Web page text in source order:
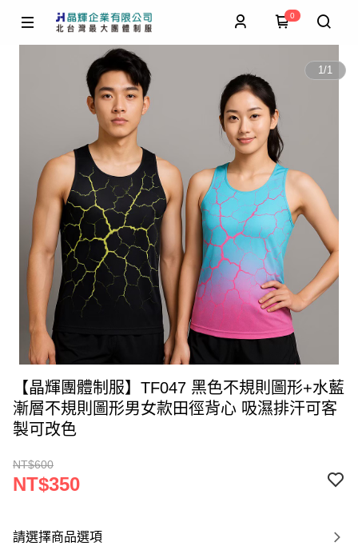
0
1/1
【晶輝團體制服】TF047 黑色不規則圖形+水藍
漸層不規則圖形男女款田徑背心 吸濕排汗可客
製可改色
NT$600
NT$350
請選擇商品選項